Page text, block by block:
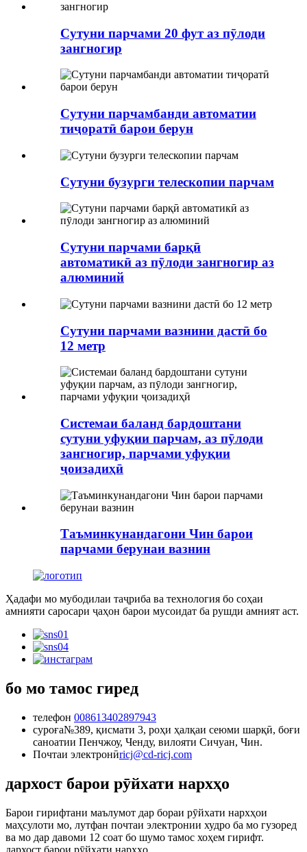
Сутуни парчами 20 фут аз пӯлоди
зангногир
Сутуни парчамбанди автоматии
тиҷоратӣ барои берун
Сутуни бузурги телескопии парчам
Сутуни парчами барқӣ
автоматикӣ аз пӯлоди зангногир аз
алюминий
Сутуни парчами вазнини дастӣ бо
12 метр
Системаи баланд бардоштани
сутуни уфуқии парчам, аз пӯлоди
зангногир, парчами уфуқии
ҷоизадиҳӣ
Таъминкунандагони Чин барои
парчами берунаи вазнин
Ҳадафи мо мубодилаи таҷриба ва технология бо соҳаи
амнияти саросари ҷаҳон барои мусоидат ба рушди амният аст.
бо мо тамос гиред
телефон 008613402897943
суроға№389, қисмати 3, роҳи ҳалқаи сеюми шарқӣ, боғи
саноатии Пенчжоу, Ченду, вилояти Сичуан, Чин.
Почтаи электронӣricj@cd-ricj.com
дархост барои рӯйхати нархҳо
Барои гирифтани маълумот дар бораи рӯйхати нархҳои
маҳсулоти мо, лутфан почтаи электронии худро ба мо гузоред
ва мо дар давоми 12 соат бо шумо тамос хоҳем гирифт.
дархост барои рӯйхати нархҳо